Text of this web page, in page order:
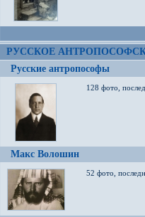
РУССКОЕ
Русские антропософы
128 фото,
Макс Волошин
52 фото,